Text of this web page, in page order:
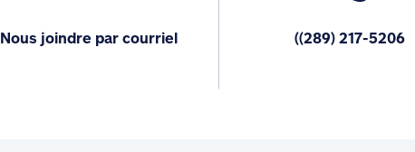
Nous joindre par courriel ((289) 217-5206